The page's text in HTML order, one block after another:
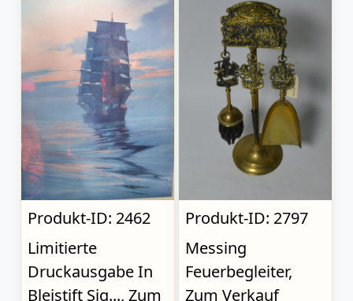
Produkt-ID: 2462
Limitierte
Druckausgabe In
Bleistift Sig..., Zum
Produkt-ID: 2797
Messing
Feuerbegleiter,
Zum Verkauf